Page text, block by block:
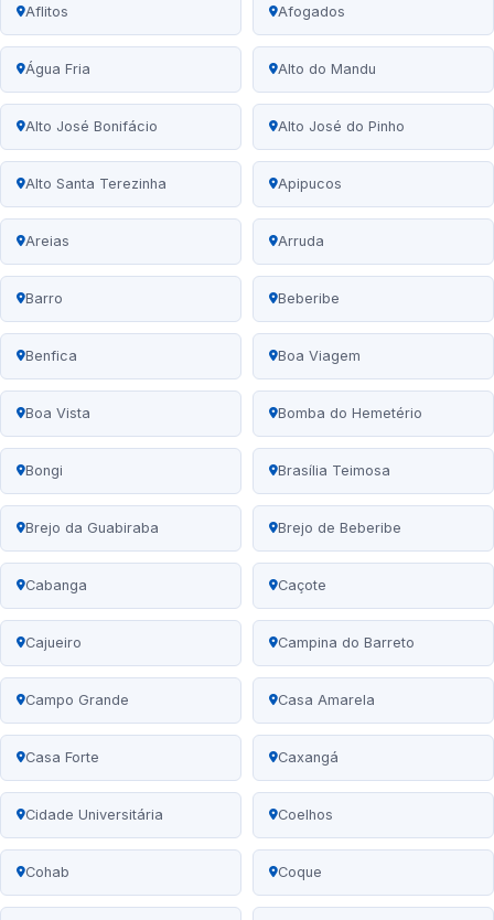
Aflitos Afogados
Água Fria Alto do Mandu
Alto José Bonifácio Alto José do Pinho
Alto Santa Terezinha Apipucos
Areias Arruda
Barro Beberibe
Benfica Boa Viagem
Boa Vista Bomba do Hemetério
Bongi Brasília Teimosa
Brejo da Guabiraba Brejo de Beberibe
Cabanga Caçote
Cajueiro Campina do Barreto
Campo Grande Casa Amarela
Casa Forte Caxangá
Cidade Universitária Coelhos
Cohab Coque